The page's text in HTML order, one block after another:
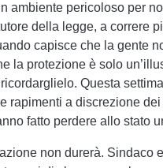
ambiente pericoloso per
della legge, a correre
capisce che la gente
la protezione è solo
Questa
rapimenti a discrezione
fatto perdere allo stato
non durerà. Sindaco